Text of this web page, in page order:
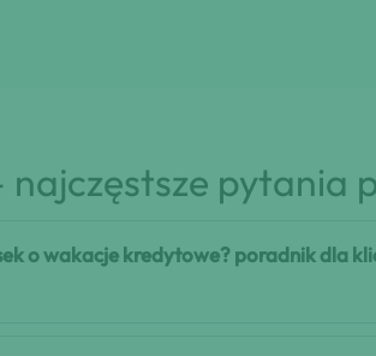
najczęstsze pytania
o wakacje kredytowe? poradnik dla